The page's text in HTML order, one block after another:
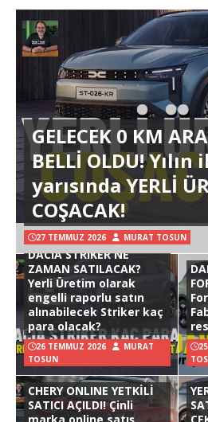
GELECEK 0 KM
BELLİ OLDU!
yarısında YERLİ
COŞACAK!
27 TEMMUZ 2026 MURAT TOSUN
DACIA STRIKER NE
ZAMAN SATILACAK?
Yerli Üretim olarak
engelli raporlu satın
alınabilecek Striker kaç
para olacak?
26 TEMMUZ 2026
MURAT
TOSUN
CHERY ONLINE YETKİLİ
SATICI AÇILDI! Çinli